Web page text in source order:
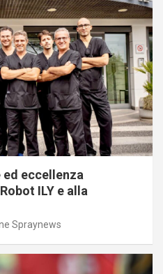
eccellenza
ILY e alla
Spraynews